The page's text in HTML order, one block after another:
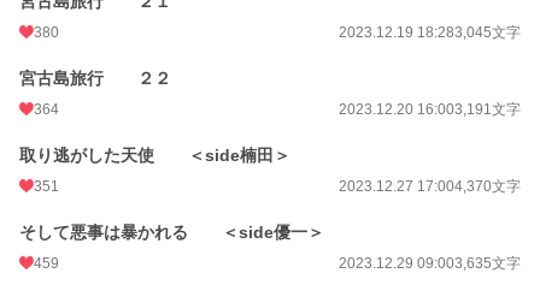
380 2023.12.19 18:283,045文字
宮古島旅行 ２２
364 2023.12.20 16:003,191文字
取り逃がした天使 ＜side楠田＞
351 2023.12.27 17:004,370文字
そして悪事は暴かれる ＜side優一＞
459 2023.12.29 09:003,635文字